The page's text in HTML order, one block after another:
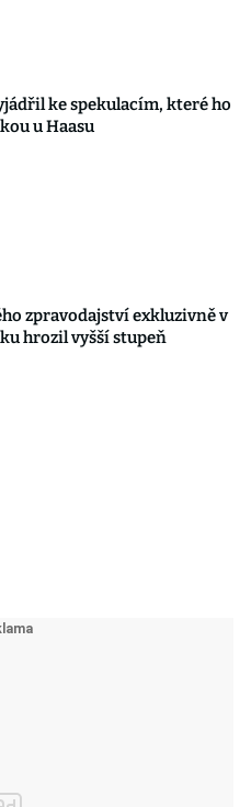
ke spekulacím, které ho
u Haasu
zpravodajství exkluzivně v
hrozil vyšší stupeň